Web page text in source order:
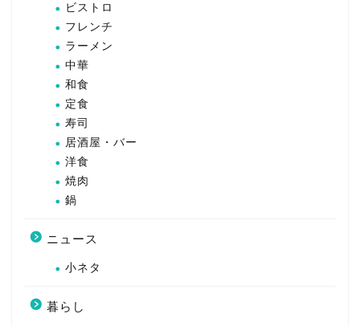
ビストロ
フレンチ
ラーメン
中華
和食
定食
寿司
居酒屋・バー
洋食
焼肉
鍋
ニュース
小ネタ
暮らし